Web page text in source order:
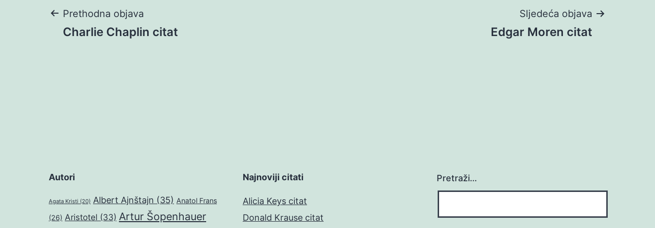
Navigacija
Prethodna objava
Charlie Chaplin citat
Sljedeća objava
Edgar Moren citat
Autori
Agata Kristi (20) Albert Ajnštajn (35) Anatol Frans
(26) Aristotel (33) Artur Šopenhauer
Najnoviji citati
Alicia Keys citat
Donald Krause citat
Pretraži…